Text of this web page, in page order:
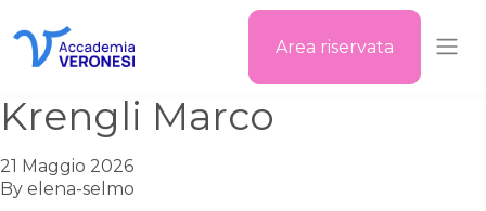
Area riservata
Krengli Marco
21 Maggio 2026
By elena-selmo